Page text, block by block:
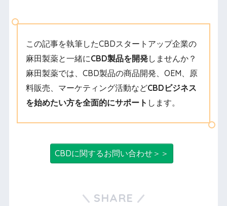
この記事を執筆したCBDスタートアップ企業の
麻田製薬と一緒にCBD製品を開発しませんか？
麻田製薬では、CBD製品の商品開発、OEM、原
料販売、マーケティング活動などCBDビジネス
を始めたい方を全面的にサポート します。
CBDに関するお問い合わせ＞＞
SHARE